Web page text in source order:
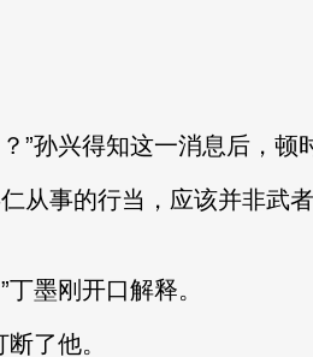
兴得知这一消息后，顿
事的行当，应该并非武者
刚开口解释。
了他。